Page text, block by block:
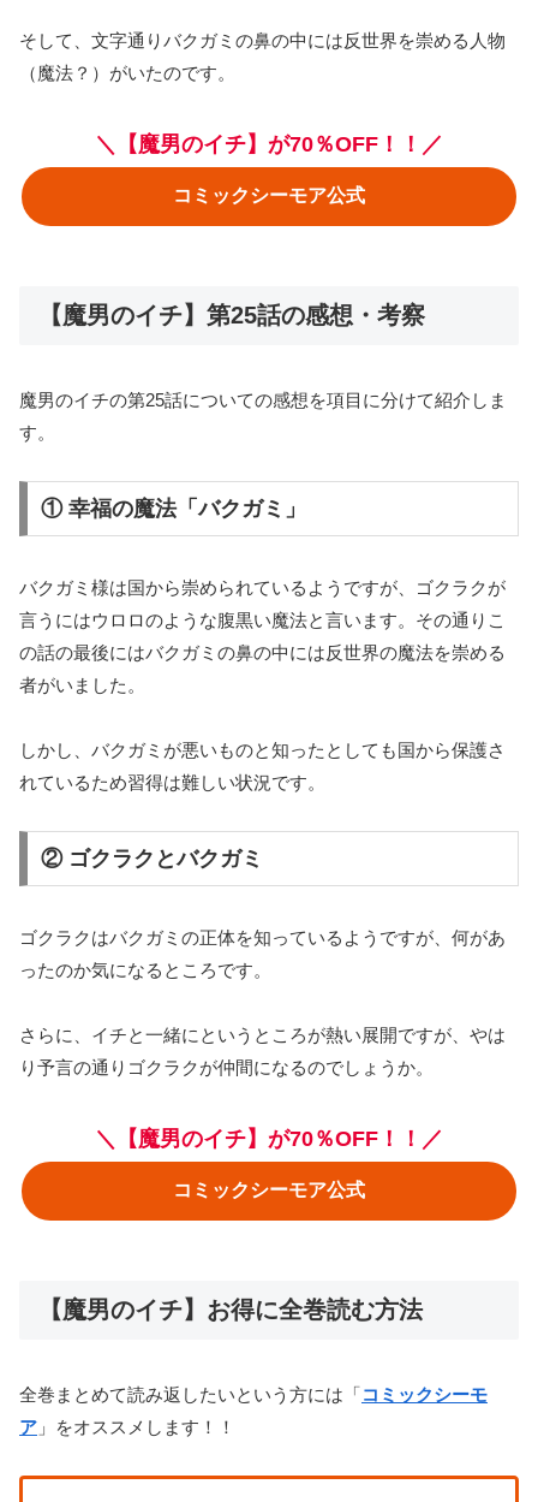
そして、文字通りバクガミの鼻の中には反世界を崇める人物
（魔法？）がいたのです。
＼【魔男のイチ】が70％OFF！！／
コミックシーモア公式
【魔男のイチ】第25話の感想・考察
魔男のイチの第25話についての感想を項目に分けて紹介しま
す。
① 幸福の魔法「バクガミ」
バクガミ様は国から崇められているようですが、ゴクラクが
言うにはウロロのような腹黒い魔法と言います。その通りこ
の話の最後にはバクガミの鼻の中には反世界の魔法を崇める
者がいました。
しかし、バクガミが悪いものと知ったとしても国から保護さ
れているため習得は難しい状況です。
② ゴクラクとバクガミ
ゴクラクはバクガミの正体を知っているようですが、何があ
ったのか気になるところです。
さらに、イチと一緒にというところが熱い展開ですが、やは
り予言の通りゴクラクが仲間になるのでしょうか。
＼【魔男のイチ】が70％OFF！！／
コミックシーモア公式
【魔男のイチ】お得に全巻読む方法
全巻まとめて読み返したいという方には「コミックシーモ
ア 」をオススメします！！